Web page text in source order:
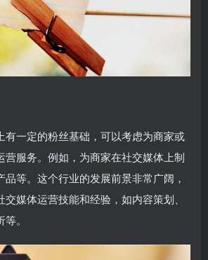
有一定的粉丝基础，可以考虑为商家或
营服务。例如，为商家在社交媒体上制
品等。这个行业的发展前景非常广阔，
媒体运营技能和经验，如内容策划、
。